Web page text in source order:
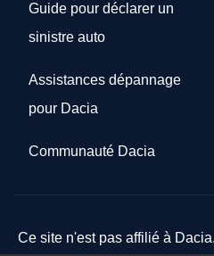
Guide pour déclarer un
sinistre auto
Assistances dépannage
pour Dacia
Communauté Dacia
Ce site n'est pas affilié à